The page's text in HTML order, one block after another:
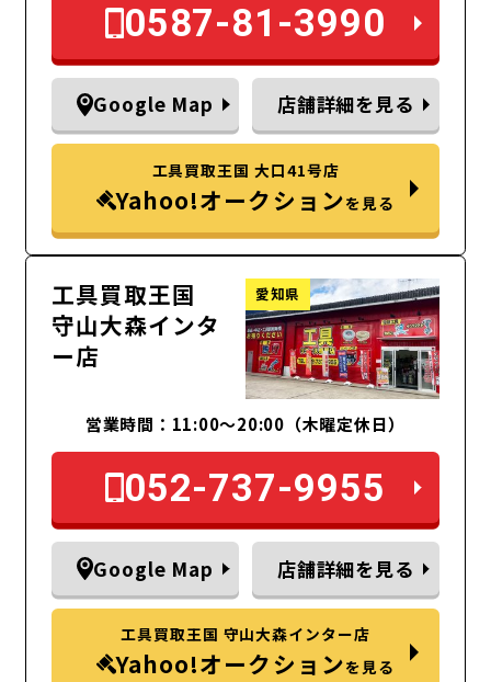
0587-81-3990
Google Map 店舗詳細を見る
工具買取王国 大口41号店
Yahoo!オークションを見る
工具買取王国
守山大森インタ
ー店
愛知県
営業時間：11:00～20:00（木曜定休日）
052-737-9955
Google Map 店舗詳細を見る
工具買取王国 守山大森インター店
Yahoo!オークションを見る